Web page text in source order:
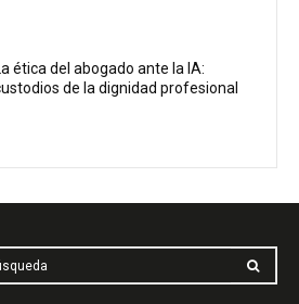
ética del abogado ante la IA:
de la dignidad profesional